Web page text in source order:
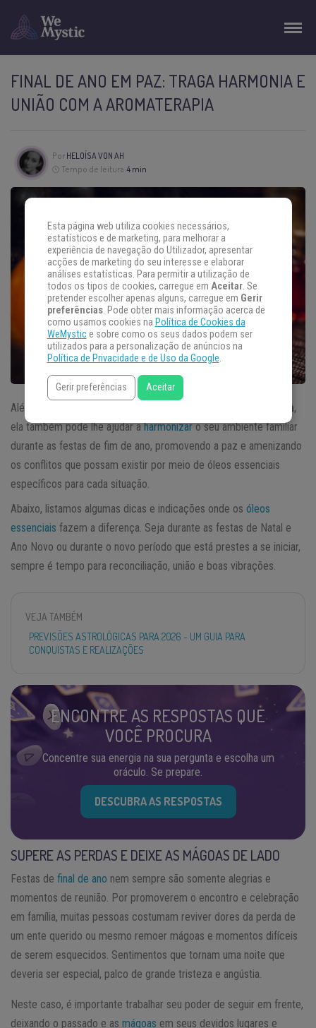
FINAL DE ANO EM PAZ: TRAGA HARMONIA E
UNIÃO COM A AROMATERAPIA
Por HELOÍSA VON AH
Tempo de leitura:4 min
Além dos benefícios que já conhecemos sobre a aromaterapia,
ela também pode lhe ajudar aharmonizaro seu ambiente familiar
durante as festas de fim de ano, promovendo a paz e amenizando
os conflitos que possam existir por meio de óleos essenciais
específicos para cada situação.
Abaixo, listamos algumas dicas e indicações onde os óleos
essenciais fazem a diferença. Seja durante as festas de Natal e
Ano Novo ou durante o novo período que está prestes a se iniciar,
sempre é tempo para reconciliação, união e boas vibrações.
VEJA TAMBÉM
PREVISÕES ASTROLÓGICAS PARA 2026 - UM GUIA PARA
CONQUISTAS E REALIZAÇÕES
ENCONTRE AS RESPOSTAS QUE
VOCÊ PROCURA
Concentre sua energia na sua pergunta e escolha um
oráculo. Se prepare.
DESCUBRA AS RESPOSTAS
SUPERE AS PERDAS E DEIXE AS MÁGOAS DE LADO
Festas de final de ano nem sempre são somente alegrias e
momentos de reunião. Por promoverem o encontro e celebração
em família, muitas pessoas costumam reviver dores da perda de
um ente querido ou mesmo remoer mágoas e momentos difíceis
de serem esquecidos. Sentimentos que tornam uma noite que
deveria ser especial, palco de grande tristeza e angústia.
Neste caso, é importante trabalhar seu poder de seguir em frente,
deixando o passado e as mágoas em seus devidos lugares e
Esta página web utiliza cookies necessários,
estatísticos e de marketing, para melhorar a
experiência de navegação do Utilizador, apresentar
acções de marketing do seu interesse e elaborar
análises estatísticas. Para permitir a utilização de
todos os tipos de cookies, carregue em Aceitar. Se
pretender escolher apenas alguns, carregue em Gerir
preferências. Pode obter mais informação acerca de
como usamos cookies na Política de Cookies da
WeMystice sobre como os seus dados podem ser
utilizados para a personalização de anúncios na
Política de Privacidade e de Uso da Google.
Gerir preferências Aceitar